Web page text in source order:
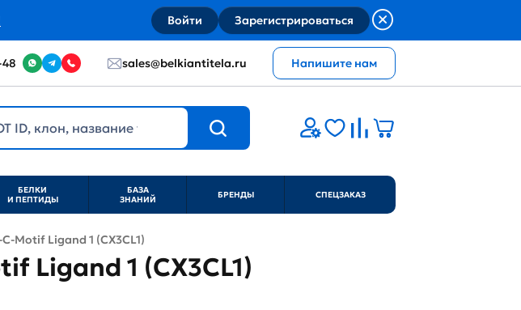
Войти Зарегистрироваться
sales@belkiantitela.ru Напишите нам
БЕЛКИ
И ПЕПТИДЫ
БАЗА
ЗНАНИЙ
БРЕНДЫ СПЕЦЗАКАЗ
Motif Ligand 1 (CX3CL1)
Ligand 1 (CX3CL1)